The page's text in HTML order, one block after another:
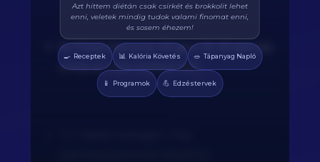
6.) Főzd alacsony lángon 15-20 percig,
amíg az ízek összeérnek.
Végre tudom pontosan mennyi fehérjét eszem
naponta. A kaloriaszámláló sokat segít, előtte
össze-vissza zabáltam...
🍳 Receptek 📊 Kalória Követés 🥗 Tápanyag Napló
📱 Programok 💪 Edzéstervek